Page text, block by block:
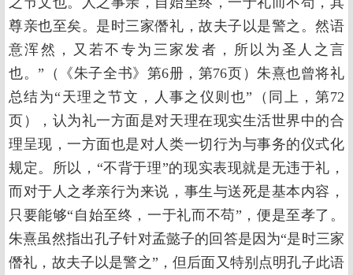
尊亲也至矣。是时三家僭礼，故夫子以是警之。然语
意浑然，又若不专为三家发者，所以为圣人之言
也。”（《朱子全书》第6册，第76页）朱熹也曾将礼
总结为“天理之节文，人事之仪则也”（同上，第72
页），认为礼一方面是对天理在现实生活世界中的合
理呈现，一方面也是对人类一切行为与事务的仪式化
规定。所以，“不背于理”的现实表现就是无违于礼，
而对于人之孝亲行为来说，事生与送死是基本内容，
只要能够“自始至终，一于礼而不苟”，便是至孝了。
朱熹虽然指出孔子针对孟懿子的回答是因为“是时三家
僭礼，故夫子以是警之”，但后面又特别点明孔子此语